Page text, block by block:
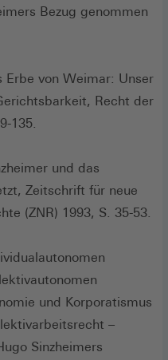
Bezug genommen
Erbe von Weimar: Unser
Recht der
135.
und das
Zeitschrift für neue
(ZNR) 1993, S. 35-53.
und Korporatismus
–
Sinzheimers